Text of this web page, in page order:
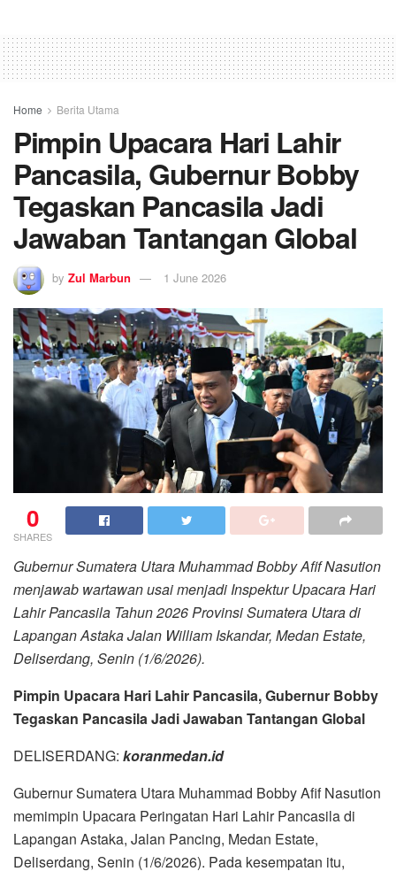
Home Berita Utama
Pimpin Upacara Hari Lahir
Pancasila, Gubernur Bobby
Tegaskan Pancasila Jadi
Jawaban Tantangan Global
by Zul Marbun 1 June 2026
0
SHARES
Gubernur Sumatera Utara Muhammad Bobby Afif Nasution
menjawab wartawan usai menjadi Inspektur Upacara Hari
Lahir Pancasila Tahun 2026 Provinsi Sumatera Utara di
Lapangan Astaka Jalan William Iskandar, Medan Estate,
Deliserdang, Senin (1/6/2026).
Pimpin Upacara Hari Lahir Pancasila, Gubernur Bobby
Tegaskan Pancasila Jadi Jawaban Tantangan Global
DELISERDANG: koranmedan.id
Gubernur Sumatera Utara Muhammad Bobby Afif Nasution
memimpin Upacara Peringatan Hari Lahir Pancasila di
Lapangan Astaka, Jalan Pancing, Medan Estate,
Deliserdang, Senin (1/6/2026). Pada kesempatan itu,